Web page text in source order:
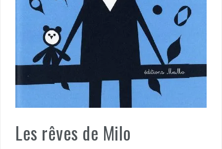
Les rêves de Milo